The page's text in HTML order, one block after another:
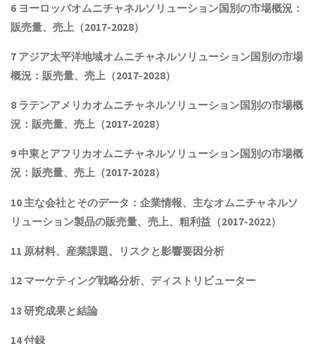
6 ヨーロッパオムニチャネルソリューション国別の市場概況：
販売量、売上（2017-2028）
7 アジア太平洋地域オムニチャネルソリューション国別の市場
概況：販売量、売上（2017-2028）
8 ラテンアメリカオムニチャネルソリューション国別の市場概
況：販売量、売上（2017-2028）
9 中東とアフリカオムニチャネルソリューション国別の市場概
況：販売量、売上（2017-2028）
10 主な会社とそのデータ ：企業情報、主なオムニチャネルソ
リューション製品の販売量、売上、粗利益（2017-2022）
11 原材料、産業課題、リスクと影響要因分析
12 マーケティング戦略分析、ディストリビューター
13 研究成果と結論
14 付録